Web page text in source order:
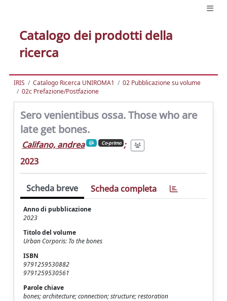
Catalogo dei prodotti della
ricerca
IRIS Catalogo Ricerca UNIROMA1
02 Pubblicazione su volume
02c Prefazione/Postfazione
Sero venientibus ossa. Those who are
late get bones.
Califano, andrea Co-primo ;
2023
Scheda breve Scheda completa
Anno di pubblicazione
2023
Titolo del volume
Urban Corporis: To the bones
ISBN
9791259530882
9791259530561
Parole chiave
bones; architecture; connection; structure; restoration